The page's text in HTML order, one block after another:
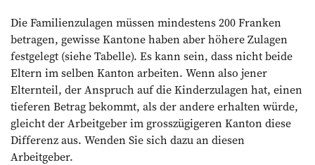
Die Familienzulagen müssen mindestens 200 Franken
betragen, gewisse Kantone haben aber höhere Zulagen
festgelegt (siehe Tabelle). Es kann sein, dass nicht beide
Eltern im selben Kanton arbeiten. Wenn also jener
Elternteil, der Anspruch auf die Kinderzulagen hat, einen
tieferen Betrag bekommt, als der andere erhalten würde,
gleicht der Arbeitgeber im grosszügigeren Kanton diese
Differenz aus. Wenden Sie sich dazu an diesen
Arbeitgeber.